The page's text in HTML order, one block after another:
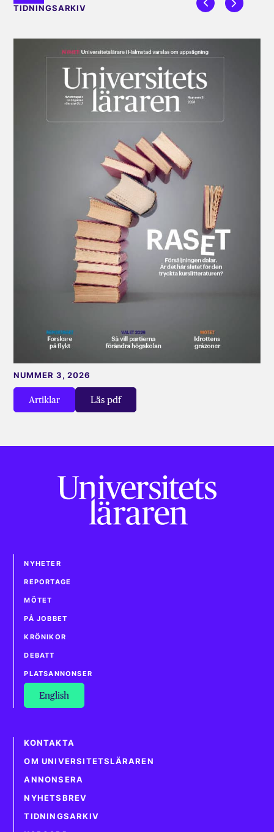
TIDNINGSARKIV
Artiklar Läs pdf
NUMMER 3, 2026
NYHETER
REPORTAGE
MÖTET
PÅ JOBBET
KRÖNIKOR
DEBATT
PLATSANNONSER
English
KONTAKTA
OM UNIVERSITETSLÄRAREN
ANNONSERA
NYHETSBREV
TIDNINGSARKIV